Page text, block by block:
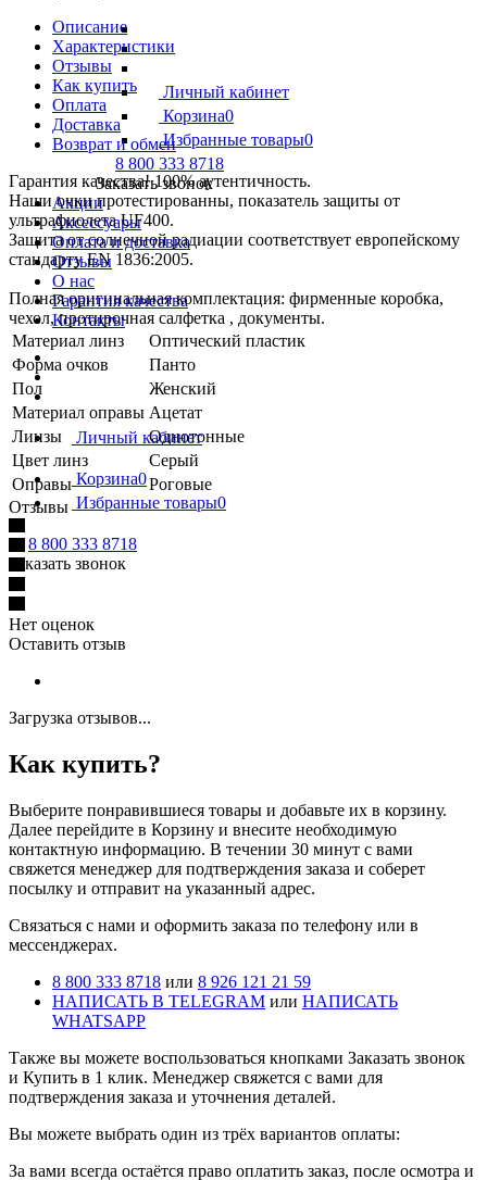
Личный кабинет
Корзина0
Избранные товары0
8 800 333 8718
Заказать звонок
Акции
Аксессуары
Оплата и доставка
Отзывы
О нас
Гарантия качества
Контакты
Личный кабинет
Корзина0
Избранные товары0
8 800 333 8718
Заказать звонок
Описание
Характеристики
Отзывы
Как купить
Оплата
Доставка
Возврат и обмен
Гарантия качества! 100% аутентичность.
Наши очки протестированны, показатель защиты от
ультрафиолета UF400.
Защита от солнечной радиации соответствует европейскому
стандарту EN 1836:2005.
Полная оригинальная комплектация: фирменные коробка,
чехол, протирочная салфетка , документы.
Материал линз
Оптический пластик
Форма очков
Панто
Пол
Женский
Материал оправы Ацетат
Линзы
Однотонные
Цвет линз
Серый
Оправы
Роговые
Отзывы
Нет оценок
Оставить отзыв
Загрузка отзывов...
Как купить?
Выберите понравившиеся товары и добавьте их в корзину.
Далее перейдите в Корзину и внесите необходимую
контактную информацию. В течении 30 минут с вами
свяжется менеджер для подтверждения заказа и соберет
посылку и отправит на указанный адрес.
Cвязаться с нами и оформить заказа по телефону или в
мессенджерах.
8 800 333 8718 или 8 926 121 21 59
НАПИСАТЬ В TELEGRAM или НАПИСАТЬ
WHATSAPP
Также вы можете воспользоваться кнопками Заказать звонок
и Купить в 1 клик. Менеджер свяжется с вами для
подтверждения заказа и уточнения деталей.
Вы можете выбрать один из трёх вариантов оплаты:
За вами всегда остаётся право оплатить заказ, после осмотра и